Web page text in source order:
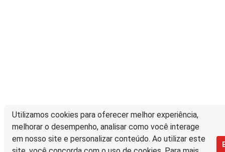
Utilizamos cookies para oferecer melhor experiência,
melhorar o desempenho, analisar como você interage
em nosso site e personalizar conteúdo. Ao utilizar este